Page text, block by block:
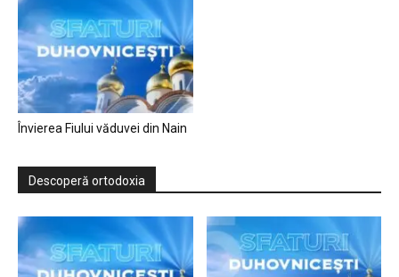
Învierea Fiului văduvei din Nain
Descoperă ortodoxia